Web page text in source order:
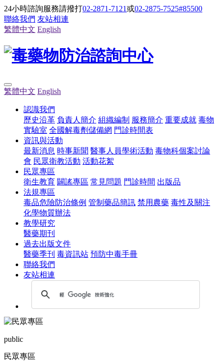
24小時諮詢服務請撥打02-2871-7121或02-2875-7525#85500
聯絡我們 友站相連
繁體中文 English
繁體中文 English
認識我們
歷史沿革 負責人簡介 組織編制 服務簡介 重要成就 毒物
實驗室 全國解毒劑儲備網 門診時間表
資訊與活動
最新消息 時事新聞 醫事人員學術活動 毒物科個案討論
會 民眾衛教活動 活動花絮
民眾專區
衛生教育 闢謠專區 常見問題 門診時間 出版品
法規專區
毒品危險防治條例 管制藥品簡訊 禁用農藥 毒性及關注
化學物質辦法
教學研究
醫藥期刊
過去出版文件
醫藥季刊 毒資訊站 預防中毒手冊
聯絡我們
友站相連
public
民眾專區